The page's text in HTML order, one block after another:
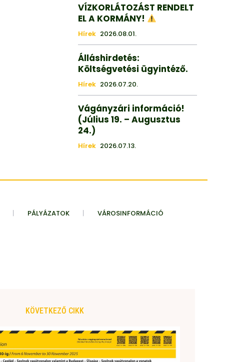
VÍZKORLÁTOZÁST RENDELT
EL A KORMÁNY!
Hírek 2026.08.01.
Álláshirdetés:
Költségvetési ügyintéző.
Hírek 2026.07.20.
Vágányzári információ!
(Július 19. – Augusztus
24.)
Hírek 2026.07.13.
PÁLYÁZATOK VÁROSINFORMÁCIÓ
KÖVETKEZŐ CIKK